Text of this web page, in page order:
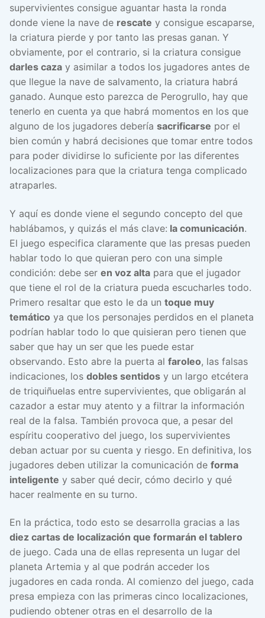
supervivientes consigue aguantar hasta la ronda
donde viene la nave de rescate y consigue escaparse,
la criatura pierde y por tanto las presas ganan. Y
obviamente, por el contrario, si la criatura consigue
darles caza y asimilar a todos los jugadores antes de
que llegue la nave de salvamento, la criatura habrá
ganado. Aunque esto parezca de Perogrullo, hay que
tenerlo en cuenta ya que habrá momentos en los que
alguno de los jugadores debería sacrificarse por el
bien común y habrá decisiones que tomar entre todos
para poder dividirse lo suficiente por las diferentes
localizaciones para que la criatura tenga complicado
atraparles.
Y aquí es donde viene el segundo concepto del que
hablábamos, y quizás el más clave: la comunicación.
El juego especifica claramente que las presas pueden
hablar todo lo que quieran pero con una simple
condición: debe ser en voz alta para que el jugador
que tiene el rol de la criatura pueda escucharles todo.
Primero resaltar que esto le da un toque muy
temático ya que los personajes perdidos en el planeta
podrían hablar todo lo que quisieran pero tienen que
saber que hay un ser que les puede estar
observando. Esto abre la puerta al faroleo, las falsas
indicaciones, los dobles sentidos y un largo etcétera
de triquiñuelas entre supervivientes, que obligarán al
cazador a estar muy atento y a filtrar la información
real de la falsa. También provoca que, a pesar del
espíritu cooperativo del juego, los supervivientes
deban actuar por su cuenta y riesgo. En definitiva, los
jugadores deben utilizar la comunicación de forma
inteligente y saber qué decir, cómo decirlo y qué
hacer realmente en su turno.
En la práctica, todo esto se desarrolla gracias a las
diez cartas de localización que formarán el tablero
de juego. Cada una de ellas representa un lugar del
planeta Artemia y al que podrán acceder los
jugadores en cada ronda. Al comienzo del juego, cada
presa empieza con las primeras cinco localizaciones,
pudiendo obtener otras en el desarrollo de la